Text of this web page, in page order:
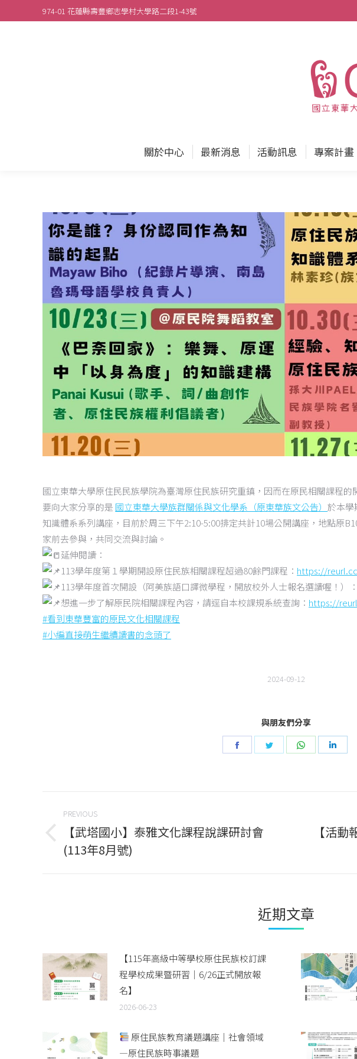
974-01 花蓮縣壽豐鄉志學村大學路二段1-43號
關於中心 最新消息 活動訊息 專案計畫
國立東華大學原住民民族學院為臺灣原住民族研究重鎮，因而在原民相關課程
要向大家分享的是 國立東華大學族群關係與文化學系（原東華族文公告） 於本學
知識體系系列講座，目前於周三下午2:10-5:00排定共計10場公開講座，地點原
家前去參與，共同交流與討論。
延伸閱讀：
113學年度第１學期開設原住民族相關課程超過80餘門課程： https://
113學年度首次開設（阿美族語口譯微學程，開放校外人士報名選讀喔！）：
想進一步了解原民院相關課程內容，請逕自本校課規系統查詢： https://
#看到東華豐富的原民文化相關課程
#小編直接萌生繼續讀書的念頭了
2024-09-12
與朋友們分享
Share
Share
Share
Post
navigation
PREVIOUS
Previous
post:
【武塔國小】泰雅文化課程說課研討會
(113年8月號)
Next【活
近期文章
【115年高級中等學校原住民族校訂課
程學校成果暨研習｜6/26正式開放報
名】
2026-06-23
原住民族教育議題講座｜社會領域
—原住民族時事議題
關於中心 最新消息